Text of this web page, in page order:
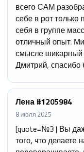
всего САМ
себе в рот
себя в группе
отличный опыт.
смысле шикарный
Дмитрий, спасибо
Лена #1205984
8 июля 2025
[quote=№3 | Вы
того, что делаете